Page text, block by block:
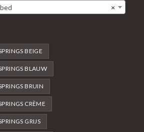
×
BEIGE
BLAUW
BRUIN
CRÈME
GRIJS